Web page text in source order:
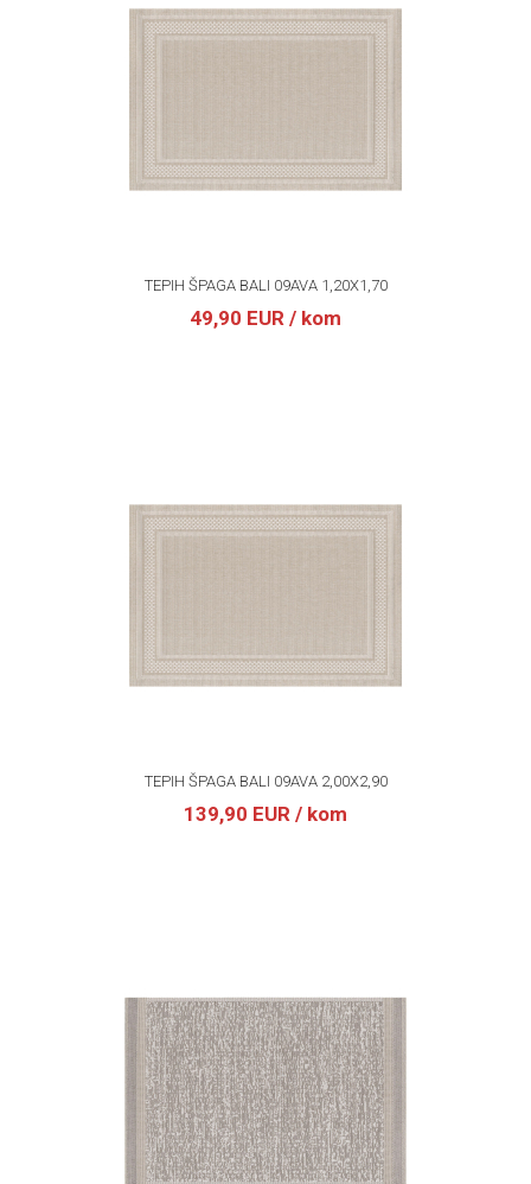
TEPIH ŠPAGA BALI 09AVA 1,20X1,70
49,90 EUR / kom
TEPIH ŠPAGA BALI 09AVA 2,00X2,90
139,90 EUR / kom